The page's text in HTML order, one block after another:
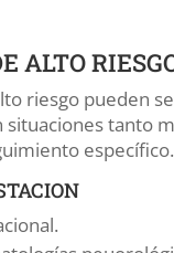
ALTO
riesgo pueden
situaciones tanto
específico.